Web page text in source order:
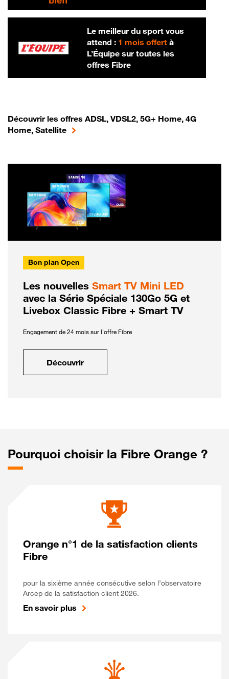
Le meilleur du sport vous
attend : 1 mois offertà
L’Équipe sur toutes les
offres Fibre
Découvrir les offres ADSL, VDSL2, 5G+ Home, 4G
Home, Satellite
Bon plan Open
Les nouvelles Smart TV Mini LED
avec la Série Spéciale 130Go 5G et
Livebox Classic Fibre + Smart TV
Engagement de 24 mois sur l'offre Fibre
Découvrir
Pourquoi choisir la Fibre Orange ?
Orange n°1 de la satisfaction clients
Fibre
pour la sixième année consécutive selon l’observatoire
Arcep de la satisfaction client 2026.
En savoir plus